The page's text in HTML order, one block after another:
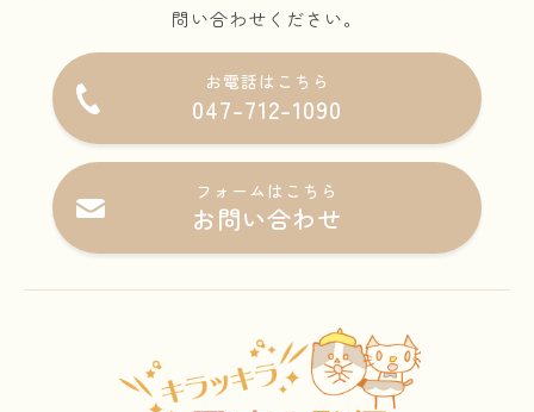
問い合わせください。
お電話はこちら
047-712-1090
フォームはこちら
お問い合わせ